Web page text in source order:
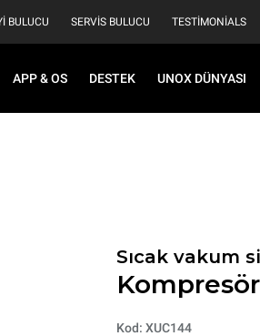
BULUCU SERVIS BULUCU TESTIMONIALS
APP & OS DESTEK UNOX DÜNYASI
Sıcak vakum
Kod: XUC144